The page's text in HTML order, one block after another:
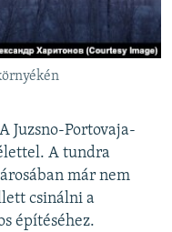
Juzsno-Portovaja-
A tundra
már nem
csinálni a
építéséhez.